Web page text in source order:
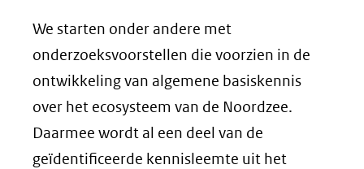
We starten onder andere met
onderzoeksvoorstellen die voorzien in de
ontwikkeling van algemene basiskennis
over het ecosysteem van de Noordzee.
Daarmee wordt al een deel van de
geïdentificeerde kennisleemte uit het